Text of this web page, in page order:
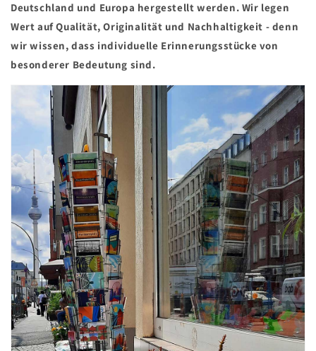
Deutschland und Europa hergestellt werden. Wir legen
Wert auf Qualität, Originalität und Nachhaltigkeit - denn
wir wissen, dass individuelle Erinnerungsstücke von
besonderer Bedeutung sind.